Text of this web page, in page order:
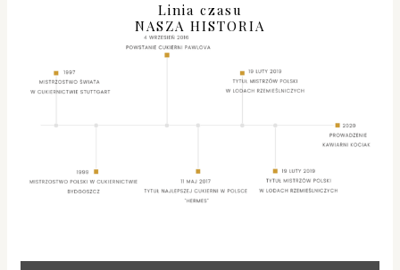
Linia czasu
NASZA HISTORIA